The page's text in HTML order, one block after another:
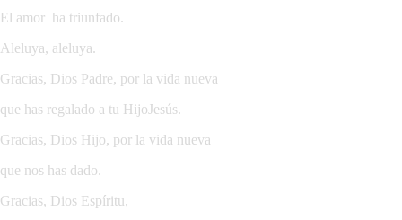
El amor ha triunfado.
Aleluya, aleluya.
Gracias, Dios Padre, por la vida nueva
que has regalado a tu HijoJesús.
Gracias, Dios Hijo, por la vida nueva
que nos has dado.
Gracias, Dios Espíritu,